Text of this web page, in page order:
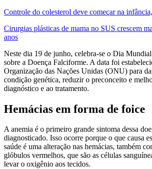
Controle do colesterol deve começar na
Cirurgias plásticas de mama no SUS crescem
anos
Neste dia 19 de junho, celebra-se o Dia
sobre a Doença Falciforme. A data foi
Organização das Nações Unidas (ONU) para
condição genética, reduzir o preconceito e
diagnóstico e ao tratamento.
Hemácias em forma de foice
A anemia é o primeiro grande sintoma dessa
diagnosticado. Isso ocorre porque o que causa
saúde é uma alteração nas hemácias, também
glóbulos vermelhos, que são as células
levar o oxigênio aos tecidos.